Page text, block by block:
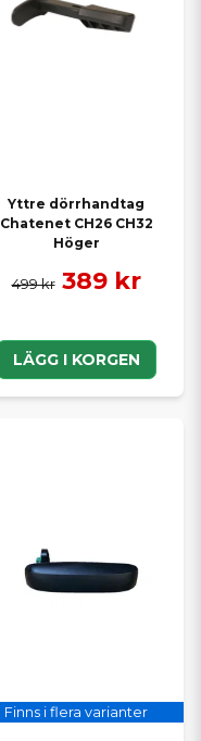
Yttre dörrhandtag
Chatenet CH26 CH32
Höger
499 kr 389 kr
LÄGG I KORGEN
Finns i flera varianter